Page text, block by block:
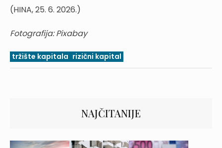
(HINA, 25. 6. 2026.)
Fotografija: Pixabay
tržište kapitala rizični kapital
NAJČITANIJE